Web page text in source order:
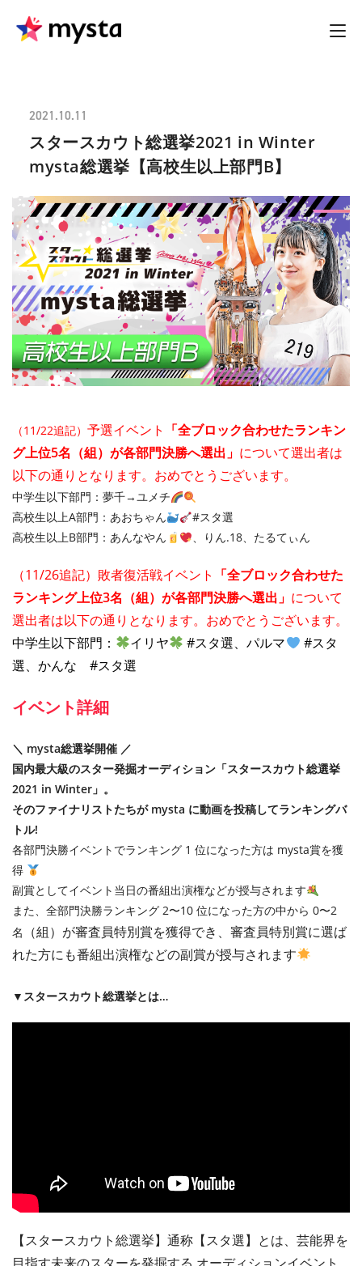
2021.10.11
スタースカウト総選挙2021 in Winter
mysta総選挙【高校生以上部門B】
（11/22追記） 予選イベント 「全ブロック合わせたランキン
グ上位5名 （組） が各部門決勝へ選出」 について選出者は
以下の通りとなります。おめでとうございます。
中学生以下部門：夢千→ユメチ
高校生以上A部門：あおちゃん
#スタ選
高校生以上B部門：あんなやん
、りん.18、たるてぃん
（11/26追記）敗者復活戦イベント 「全ブロック合わせた
ランキング上位3名（組）が各部門決勝へ選出」 について
選出者は以下の通りとなります。おめでとうございます。
中学生以下部門：
イリヤ #スタ選、パルマ
#スタ
選、かんな　#スタ選
イベント詳細
＼ mysta総選挙開催 ／
国内最大級のスター発掘オーディション「スタースカウト総選挙
2021 in Winter」。
そのファイナリストたちが mysta に動画を投稿してランキングバ
トル!
各部門決勝イベントでランキング 1 位になった方は mysta賞を獲
得
副賞としてイベント当日の番組出演権などが授与されます
また、全部門決勝ランキング 2〜10 位になった方の中から 0〜2
名
（組） が審査員特別賞を獲得でき、審査員特別賞に選ば
れた方にも番組出演権などの副賞が授与されます
▼スタースカウト総選挙とは…
【スタースカウト総選挙】通称【スタ選】とは、芸能界を